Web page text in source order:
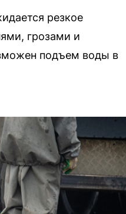
резкое
грозами и
подъем воды в